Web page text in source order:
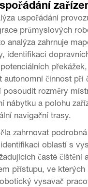
uspořádání
průmyslových
analýza zahrnuje
identifikaci
autonomní činnost při
posoudit rozměry
nábytku a polohu
navigační trasy.
zahrnovat
oblastí s
časté čištění
přístupu, ve kterých
vysavač